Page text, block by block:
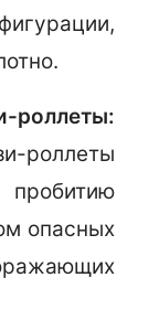
роллеты:
пробитию
опасных